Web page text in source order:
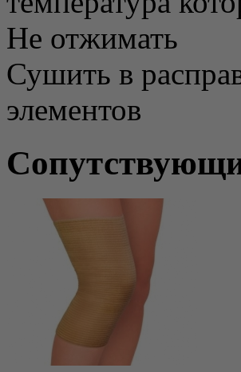
Не отжимать
Сушить в
элементов